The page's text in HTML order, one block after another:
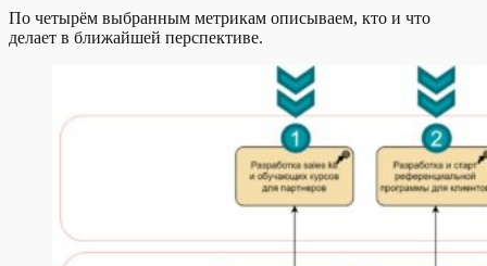
По четырём выбранным метрикам описываем, кто и что
делает в ближайшей перспективе.